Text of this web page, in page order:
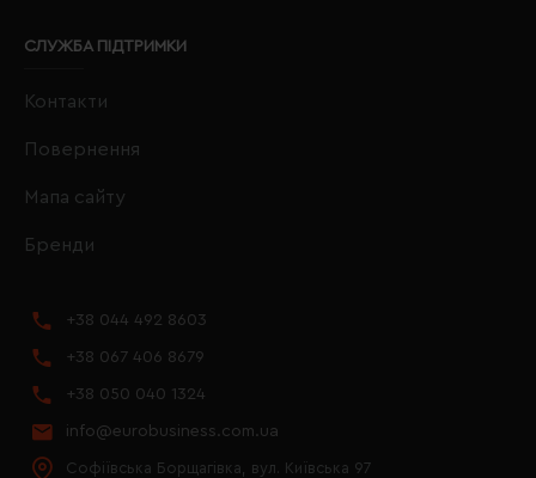
СЛУЖБА ПІДТРИМКИ
Контакти
Повернення
Мапа сайту
Бренди
+38 044 492 8603
+38 067 406 8679
+38 050 040 1324
info@eurobusiness.com.ua
Софіївська Борщагівка, вул. Київська 97